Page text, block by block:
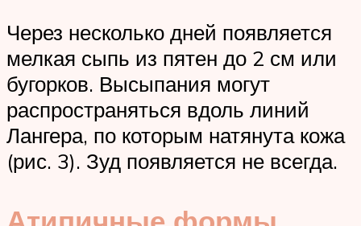
Через несколько дней появляется
мелкая сыпь из пятен до 2 см или
бугорков. Высыпания могут
распространяться вдоль линий
Лангера, по которым натянута кожа
(рис. 3). Зуд появляется не всегда.